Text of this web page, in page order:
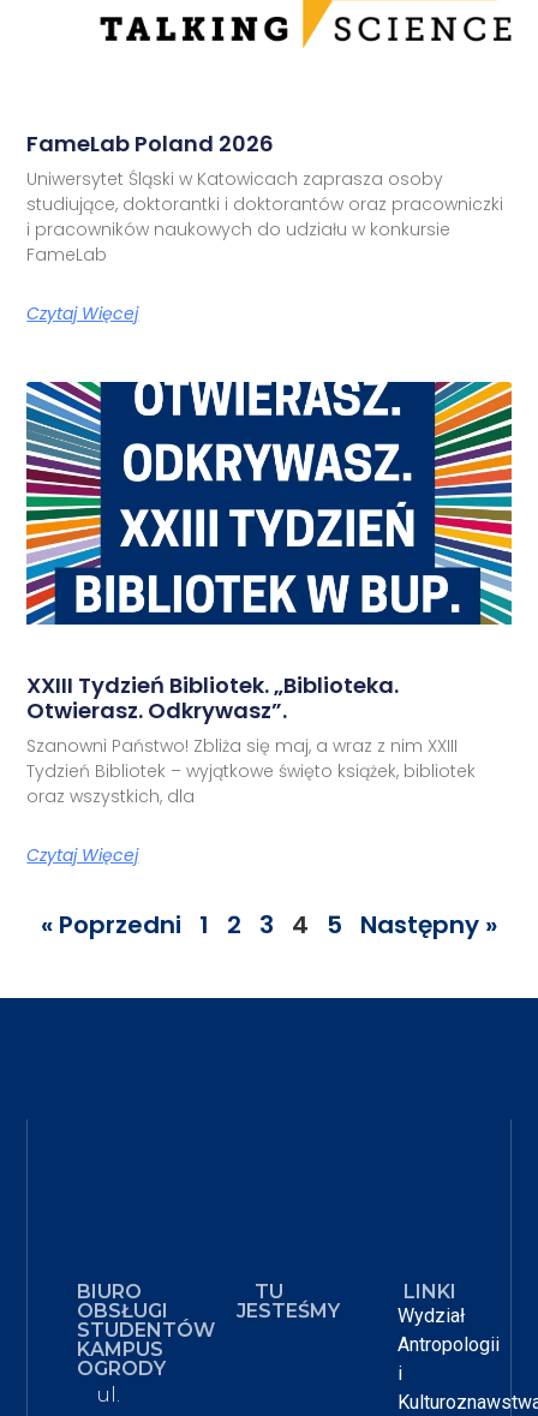
FameLab Poland 2026
Uniwersytet Śląski w Katowicach zaprasza osoby
studiujące, doktorantki i doktorantów oraz pracowniczki
i pracowników naukowych do udziału w konkursie
FameLab
Czytaj Więcej
XXIII Tydzień Bibliotek. „Biblioteka.
Otwierasz. Odkrywasz”.
Szanowni Państwo! Zbliża się maj, a wraz z nim XXIII
Tydzień Bibliotek – wyjątkowe święto książek, bibliotek
oraz wszystkich, dla
Czytaj Więcej
« Poprzedni 1 2 3 4 5 Następny »
BIURO
OBSŁUGI
STUDENTÓW
KAMPUS
OGRODY
ul.
TU
JESTEŚMY
LINKI
Wydział
Antropologii
i